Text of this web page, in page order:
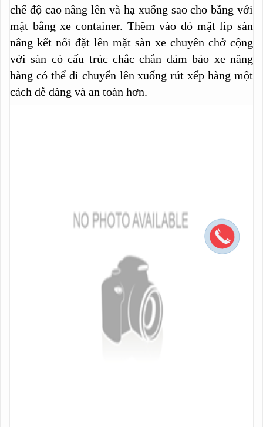
chế độ cao nâng lên và hạ xuống sao cho bằng với
mặt bằng xe container. Thêm vào đó mặt lip sàn
nâng kết nối đặt lên mặt sàn xe chuyên chở cộng
với sàn có cấu trúc chắc chắn đảm bảo xe nâng
hàng có thể di chuyển lên xuống rút xếp hàng một
cách dễ dàng và an toàn hơn.